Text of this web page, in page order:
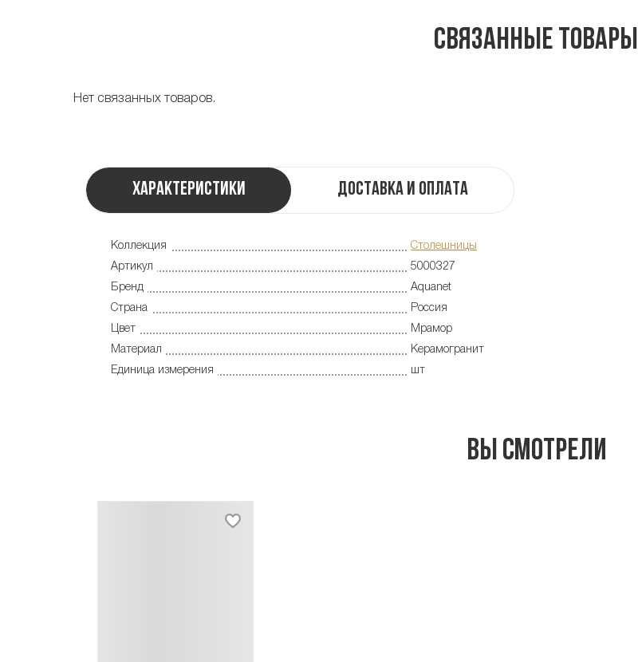
Связанные товары
Нет связанных товаров.
Характеристики Доставка и оплата
Коллекция
Столешницы
Артикул
5000327
Бренд
Aquanet
Страна
Россия
Цвет
Мрамор
Материал
Керамогранит
Единица измерения
шт
Вы смотрели